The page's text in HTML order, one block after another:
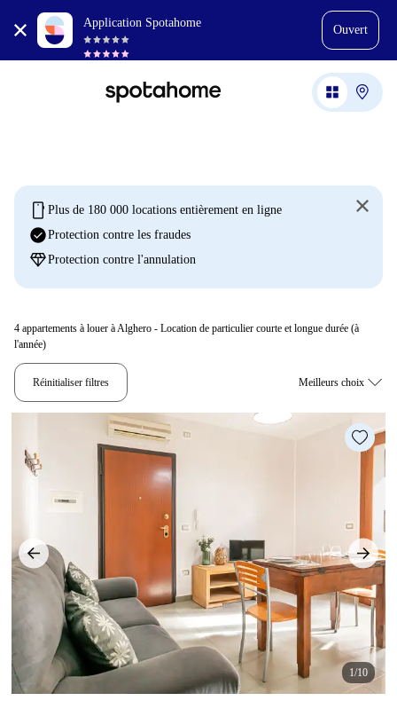
Application Spotahome
Ouvert
mobile Plus de 180 000 locations entièrement en ligne
check_circleProtection contre les fraudes
diamondProtection contre l'annulation
4 appartements à louer à Alghero - Location de particulier courte et longue durée (à
l'année)
Réinitialiser filtres
1/10